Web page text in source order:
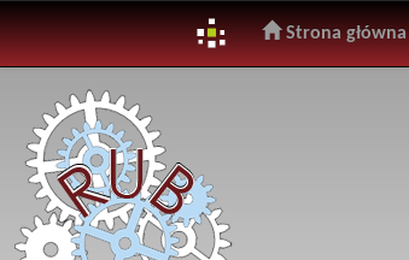
navigation
Strona główna